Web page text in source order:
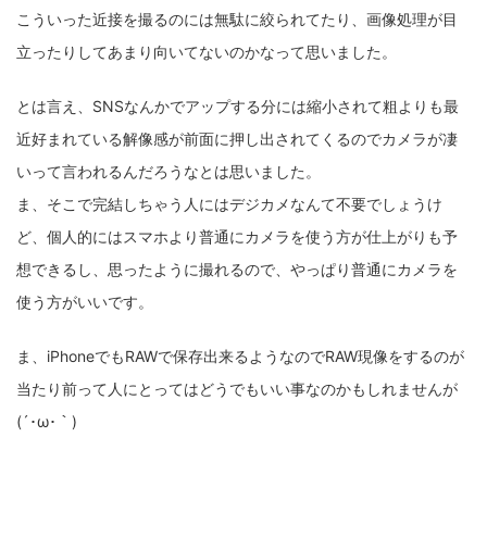
こういった近接を撮るのには無駄に絞られてたり、画像処理が目
立ったりしてあまり向いてないのかなって思いました。
とは言え、SNSなんかでアップする分には縮小されて粗よりも最
近好まれている解像感が前面に押し出されてくるのでカメラが凄
いって言われるんだろうなとは思いました。
ま、そこで完結しちゃう人にはデジカメなんて不要でしょうけ
ど、個人的にはスマホより普通にカメラを使う方が仕上がりも予
想できるし、思ったように撮れるので、やっぱり普通にカメラを
使う方がいいです。
ま、iPhoneでもRAWで保存出来るようなのでRAW現像をするのが
当たり前って人にとってはどうでもいい事なのかもしれませんが
(´･ω･｀)